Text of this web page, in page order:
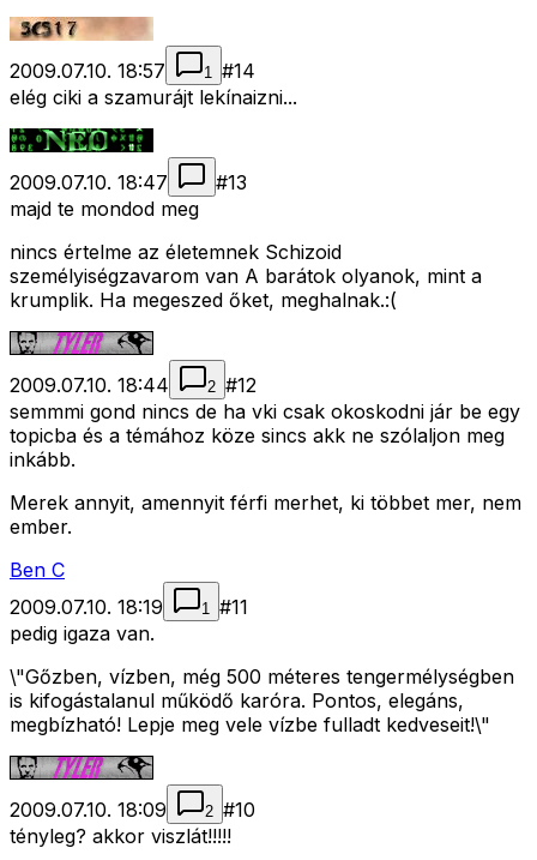
2009.07.10. 18:57 1 #14
elég ciki a szamurájt lekínaizni...
2009.07.10. 18:47 #13
majd te mondod meg
nincs értelme az életemnek Schizoid
személyiségzavarom van A barátok olyanok, mint a
krumplik. Ha megeszed őket, meghalnak.:(
2009.07.10. 18:44 2 #12
semmmi gond nincs de ha vki csak okoskodni jár be egy
topicba és a témához köze sincs akk ne szólaljon meg
inkább.
Merek annyit, amennyit férfi merhet, ki többet mer, nem
ember.
Ben C
2009.07.10. 18:19
1 #11
pedig igaza van.
\"Gőzben, vízben, még 500 méteres tengermélységben
is kifogástalanul működő karóra. Pontos, elegáns,
megbízható! Lepje meg vele vízbe fulladt kedveseit!\"
2009.07.10. 18:09 2 #10
tényleg? akkor viszlát!!!!!